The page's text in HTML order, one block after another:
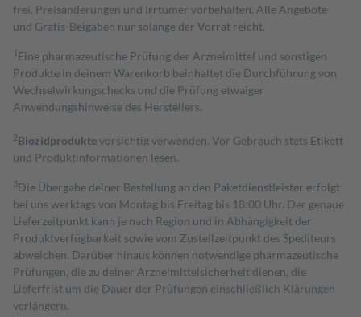
frei. Preisänderungen und Irrtümer vorbehalten. Alle Angebote
und Gratis-Beigaben nur solange der Vorrat reicht.
1 Eine pharmazeutische Prüfung der Arzneimittel und sonstigen
Produkte in deinem Warenkorb beinhaltet die Durchführung von
Wechselwirkungschecks und die Prüfung etwaiger
Anwendungshinweise des Herstellers.
2Biozidproduktevorsichtig verwenden. Vor Gebrauch stets Etikett
und Produktinformationen lesen.
3Die Übergabe deiner Bestellung an den Paketdienstleister erfolgt
bei uns werktags von Montag bis Freitag bis 18:00 Uhr. Der genaue
Lieferzeitpunkt kann je nach Region und in Abhängigkeit der
Produktverfügbarkeit sowie vom Zustellzeitpunkt des Spediteurs
abweichen. Darüber hinaus können notwendige pharmazeutische
Prüfungen, die zu deiner Arzneimittelsicherheit dienen, die
Lieferfrist um die Dauer der Prüfungen einschließlich Klärungen
verlängern.